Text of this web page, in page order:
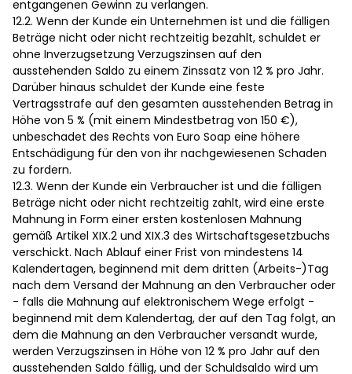
entgangenen Gewinn zu verlangen.
12.2. Wenn der Kunde ein Unternehmen ist und die fälligen
Beträge nicht oder nicht rechtzeitig bezahlt, schuldet er
ohne Inverzugsetzung Verzugszinsen auf den
ausstehenden Saldo zu einem Zinssatz von 12 % pro Jahr.
Darüber hinaus schuldet der Kunde eine feste
Vertragsstrafe auf den gesamten ausstehenden Betrag in
Höhe von 5 % (mit einem Mindestbetrag von 150 €),
unbeschadet des Rechts von Euro Soap eine höhere
Entschädigung für den von ihr nachgewiesenen Schaden
zu fordern.
12.3. Wenn der Kunde ein Verbraucher ist und die fälligen
Beträge nicht oder nicht rechtzeitig zahlt, wird eine erste
Mahnung in Form einer ersten kostenlosen Mahnung
gemäß Artikel XIX.2 und XIX.3 des Wirtschaftsgesetzbuchs
verschickt. Nach Ablauf einer Frist von mindestens 14
Kalendertagen, beginnend mit dem dritten (Arbeits-)Tag
nach dem Versand der Mahnung an den Verbraucher oder
- falls die Mahnung auf elektronischem Wege erfolgt -
beginnend mit dem Kalendertag, der auf den Tag folgt, an
dem die Mahnung an den Verbraucher versandt wurde,
werden Verzugszinsen in Höhe von 12 % pro Jahr auf den
ausstehenden Saldo fällig, und der Schuldsaldo wird um